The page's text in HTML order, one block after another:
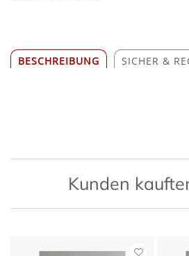
BESCHREIBUNG SICHER &
Kunden